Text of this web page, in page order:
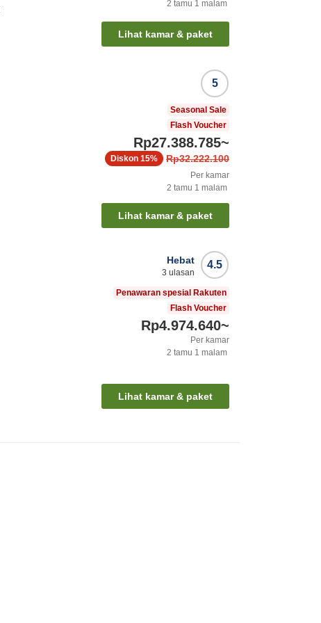
2 tamu 1 malam
Lihat kamar & paket
5
Seasonal Sale
Flash Voucher
Rp27.388.785~
Rp32.222.100
Diskon 15%
Per kamar
2 tamu 1 malam
Lihat kamar & paket
4.5
Hebat
3 ulasan
Penawaran spesial Rakuten
Flash Voucher
Rp4.974.640~
Per kamar
2 tamu 1 malam
Lihat kamar & paket